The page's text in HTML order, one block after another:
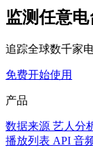
监测任意电
追踪全球数千家
免费开始使用
产品
数据来源 艺人分
播放列表 API 音